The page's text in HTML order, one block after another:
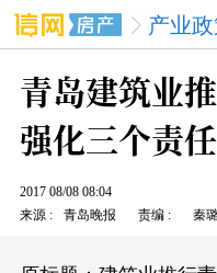
产业
青岛建筑业
强化三个责
2017 08/08 08:04
来源
青岛晚报 责编 秦